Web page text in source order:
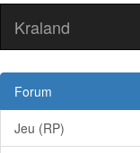
Kraland
Forum
Jeu (RP)